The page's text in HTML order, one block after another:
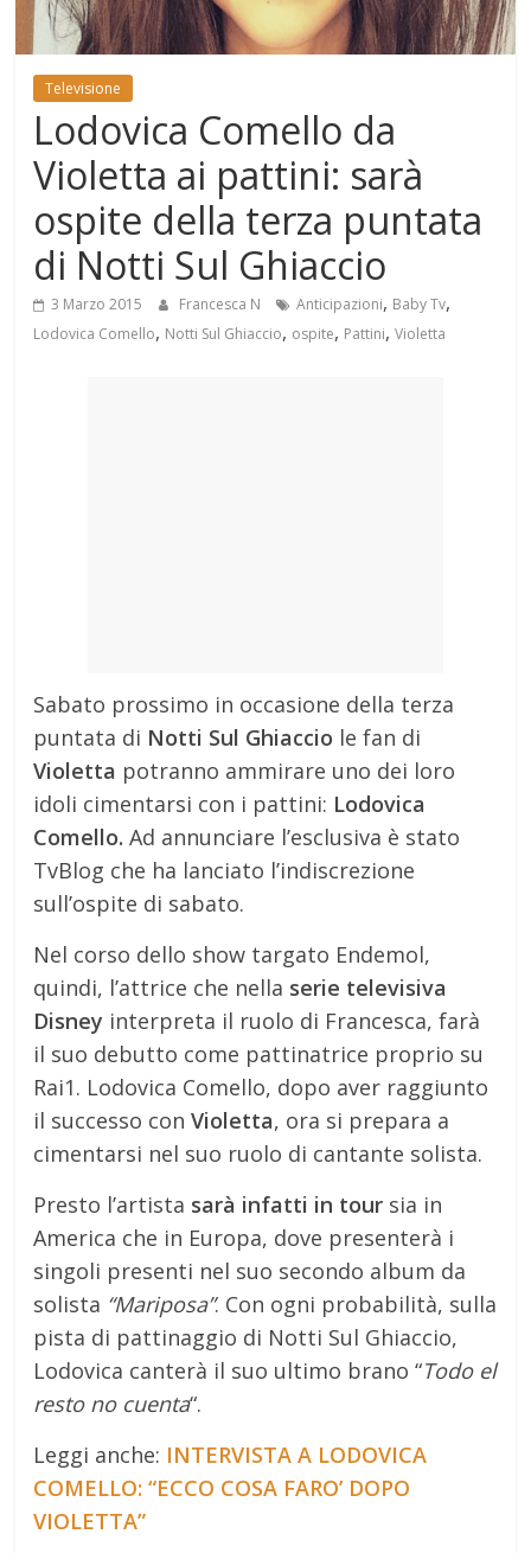
Mondo
Televisione
Lodovica Comello da
Violetta ai pattini: sarà
ospite della terza puntata
di Notti Sul Ghiaccio
3 Marzo 2015 Francesca N Anticipazioni, Baby Tv,
Lodovica Comello, Notti Sul Ghiaccio, ospite, Pattini,Violetta
Sabato prossimo in occasione della terza
puntata di Notti Sul Ghiaccio le fan di
Violetta potranno ammirare uno dei loro
idoli cimentarsi con i pattini: Lodovica
Comello. Ad annunciare l’esclusiva è stato
TvBlog che ha lanciato l’indiscrezione
sull’ospite di sabato.
Nel corso dello show targato Endemol,
quindi, l’attrice che nella serie televisiva
Disney interpreta il ruolo di Francesca, farà
il suo debutto come pattinatrice proprio su
Rai1. Lodovica Comello, dopo aver raggiunto
il successo conVioletta, ora si prepara a
cimentarsi nel suo ruolo di cantante solista.
Presto l’artista sarà infatti in tour sia in
America che in Europa, dove presenterà i
singoli presenti nel suo secondo album da
solista “Mariposa”. Con ogni probabilità, sulla
pista di pattinaggio di Notti Sul Ghiaccio,
Lodovica canterà il suo ultimo brano “Todo el
resto no cuenta“.
Leggi anche: INTERVISTA A LODOVICA
COMELLO: “ECCO COSA FARO’ DOPO
VIOLETTA”